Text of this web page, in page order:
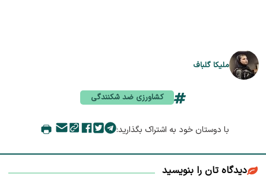
ملیکا گلباف
کشاورزی ضد شکنندگی
با دوستان خود به اشتراک بگذارید:
دیدگاه تان را بنویسید